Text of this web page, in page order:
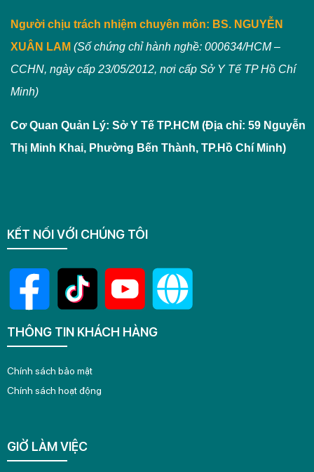
Người chịu trách nhiệm chuyên môn: BS. NGUYỄN
XUÂN LAM (Số chứng chỉ hành nghề: 000634/HCM –
CCHN, ngày cấp 23/05/2012, nơi cấp Sở Y Tế TP Hồ Chí
Minh)
Cơ Quan Quản Lý: Sở Y Tế TP.HCM (Địa chỉ: 59 Nguyễn
Thị Minh Khai, Phường Bến Thành, TP.Hồ Chí Minh)
KẾT NỐI VỚI CHÚNG TÔI
THÔNG TIN KHÁCH HÀNG
Chính sách bảo mật
Chính sách hoạt động
GIỜ LÀM VIỆC